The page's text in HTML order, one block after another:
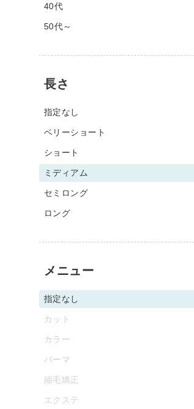
40代
50代～
長さ
指定なし
ベリーショート
ショート
ミディアム
セミロング
ロング
メニュー
指定なし
カット
カラー
パーマ
縮毛矯正
エクステ